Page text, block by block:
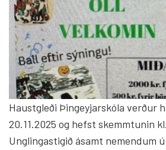
Haustgleði Þingeyjarskóla verður
20.11.2025 og hefst skemmtunin
Unglingastigið ásamt nemendum